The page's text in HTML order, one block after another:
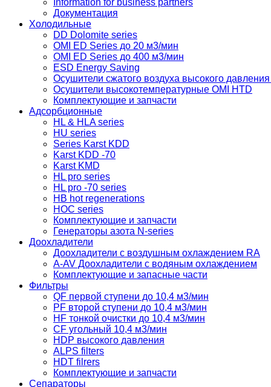
Information for business partners
Документация
Холодильные
DD Dolomite series
OMI ED Series до 20 м3/мин
OMI ED Series до 400 м3/мин
ESD Energy Saving
Осушители сжатого воздуха высокого
Осушители высокотемпературные OMI HTD
Комплектующие и запчасти
Адсорбционные
HL & HLA series
HU series
Series Karst KDD
Karst KDD -70
Karst KMD
HL pro series
HL pro -70 series
HB hot regenerations
HOC series
Комплектующие и запчасти
Генераторы азота N-series
Доохладители
Доохладители с воздушным охлаждением RA
A-AV Доохладители с водяным охлаждением
Комплектующие и запасные части
Фильтры
QF первой ступени до 10,4 м3/мин
PF второй ступени до 10,4 м3/мин
HF тонкой очистки до 10,4 м3/мин
CF угольный 10,4 м3/мин
HDP высокого давления
ALPS filters
HDT filrers
Комплектующие и запчасти
Сепараторы